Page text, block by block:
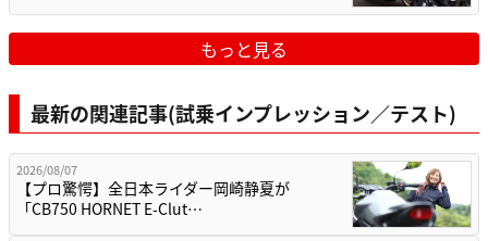
もっと見る
最新の関連記事(試乗インプレッション／テスト)
2026/08/07
【プロ驚愕】全日本ライダー岡崎静夏が
「CB750 HORNET E-Clut…